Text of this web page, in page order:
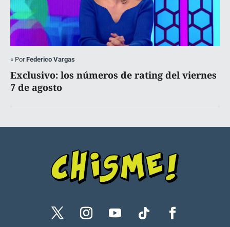
« PorFederico Vargas
Exclusivo: los números de rating del viernes
7 de agosto